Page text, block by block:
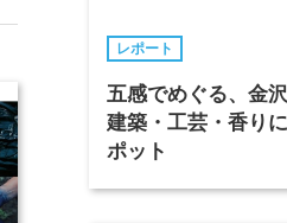
レポート
五感でめぐる、金
建築・工芸・香り
ポット